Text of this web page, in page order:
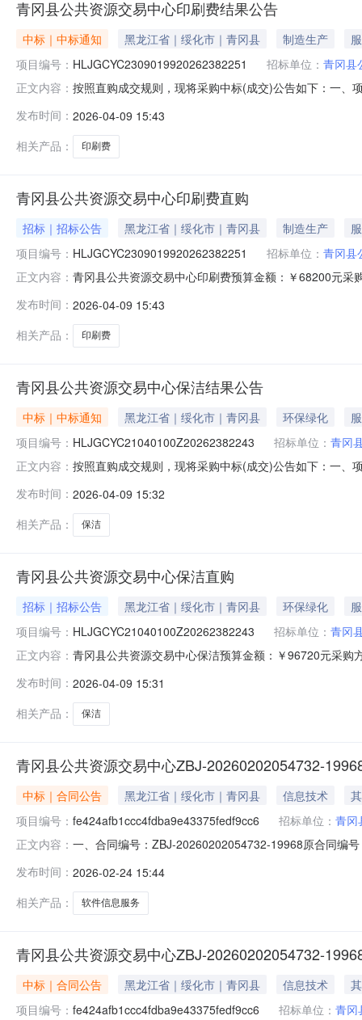
青冈县公共资源交易中心印刷费结果公告
中标｜中标通知 黑龙江省｜绥化市｜青冈县 制造生产
项目编号： HLJGCYC2309019920262382251 招标单位： 青冈县
正文内容： 按照直购成交规则，现将采购中标(成交)公告如下：一
0914:53:26四、主要标的信息标的类型：服务类名称：
发布时间： 2026-04-09 15:43
相关产品：
印刷费
青冈县公共资源交易中心印刷费直购
招标｜招标公告 黑龙江省｜绥化市｜青冈县 制造生产
项目编号： HLJGCYC2309019920262382251 招标单位： 青冈县
正文内容： 青冈县公共资源交易中心印刷费预算金额：￥68200元
定的资格要求：无。四、本项目不接受联合体参与异议
HLJGCYC230901992
发布时间： 2026-04-09 15:43
相关产品：
印刷费
青冈县公共资源交易中心保洁结果公告
中标｜中标通知 黑龙江省｜绥化市｜青冈县 环保绿化
项目编号： HLJGCYC21040100Z20262382243 招标单位： 青冈
正文内容： 按照直购成交规则，现将采购中标(成交)公告如下：一
04-0914:57:41四、主要标的信息标的类型：服务类名称
发布时间： 2026-04-09 15:32
相关产品：
保洁
青冈县公共资源交易中心保洁直购
招标｜招标公告 黑龙江省｜绥化市｜青冈县 环保绿化
项目编号： HLJGCYC21040100Z20262382243 招标单位： 青冈
正文内容： 青冈县公共资源交易中心保洁预算金额：￥96720元采
要求：无。四、本项目不接受联合体参与异议处理项：
HLJGCYC21040100Z2026
发布时间： 2026-04-09 15:31
相关产品：
保洁
青冈县公共资源交易中心ZBJ-20260202054732-
中标｜合同公告 黑龙江省｜绥化市｜青冈县 信息技术
项目编号： fe424afb1ccc4fdba9e43375fedf9cc6 招标单位： 青冈
正文内容： 一、合同编号：ZBJ-20260202054732-19968原合同编
楼联系方式：18746588987供应商(乙方)：北京正福易采
发布时间： 2026-02-24 15:44
相关产品：
软件信息服务
青冈县公共资源交易中心ZBJ-20260202054732-
中标｜合同公告 黑龙江省｜绥化市｜青冈县 信息技术
项目编号： fe424afb1ccc4fdba9e43375fedf9cc6 招标单位： 青冈